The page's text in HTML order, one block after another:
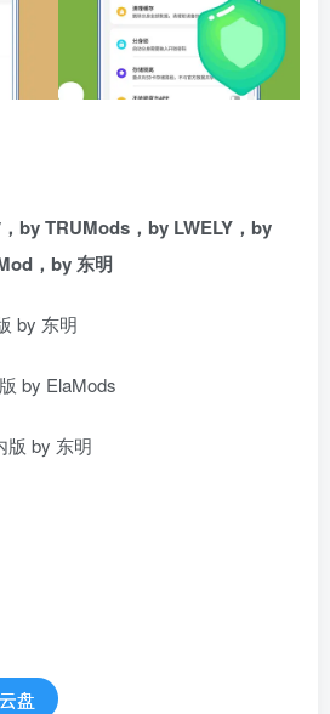
by TRUMods，by LWELY，by
，by 东明
by 东明
by ElaMods
版 by 东明
盘